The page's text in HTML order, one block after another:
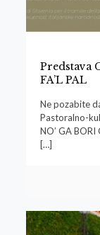
Predstava
FA’L PAL
Ne pozabite
Pastoralno-
NO’ GA BORI
[…]